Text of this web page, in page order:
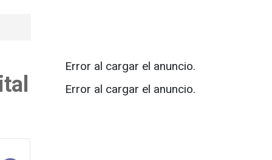
Error al cargar el anuncio.
Error al cargar el anuncio.